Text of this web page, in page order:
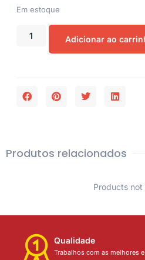
Em estoque
Adicionar ao
Produtos relacionados
Products not
Qualidade
Trabalhos com as melhores